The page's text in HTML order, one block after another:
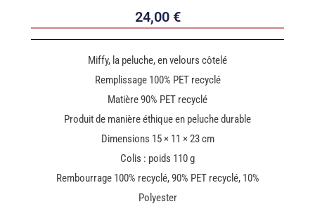
24,00 €
Miffy, la peluche, en velours côtelé
Remplissage 100% PET recyclé
Matière 90% PET recyclé
Produit de manière éthique en peluche durable
Dimensions 15 × 11 × 23 cm
Colis : poids 110 g
Rembourrage 100% recyclé, 90% PET recyclé, 10%
Polyester